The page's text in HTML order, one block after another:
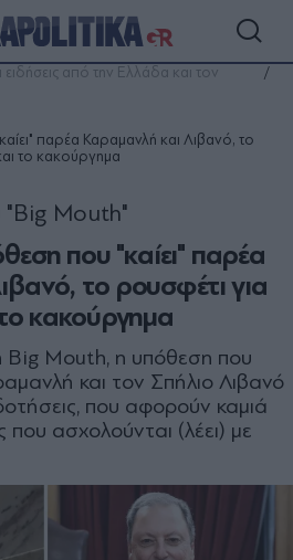
από την Ελλάδα και τον
παρέα Καραμανλή και Λιβανό, το
το κακούργημα
που "καίει" παρέα
το ρουσφέτι για
κακούργημα
"Big Mouth"
Mouth, η υπόθεση που
και τον Σπήλιο Λιβανό
που αφορούν καμιά
ασχολούνται (λέει) με